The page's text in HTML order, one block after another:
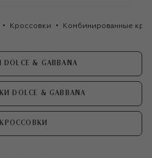
Кроссовки Комбинированные
& GABBANA
DOLCE & GABBANA
КРОССОВКИ